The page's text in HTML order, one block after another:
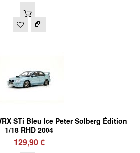
STi Bleu Ice Peter Solberg Édition
1/18 RHD 2004
129,90 €